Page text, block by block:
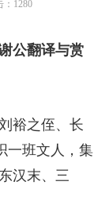
1280
公翻译与赏
裕之侄、长
一班文人，集
汉末、三